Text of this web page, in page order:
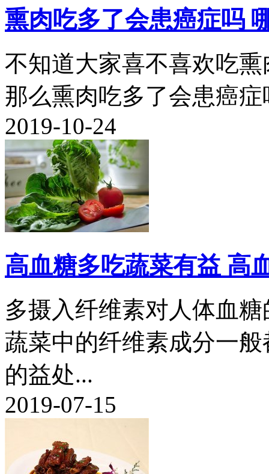
熏肉吃多了会患癌症吗
不知道大家喜不喜欢吃
那么熏肉吃多了会患癌症
2019-10-24
高血糖多吃蔬菜有益 高
多摄入纤维素对人体血
蔬菜中的纤维素成分一
的益处...
2019-07-15